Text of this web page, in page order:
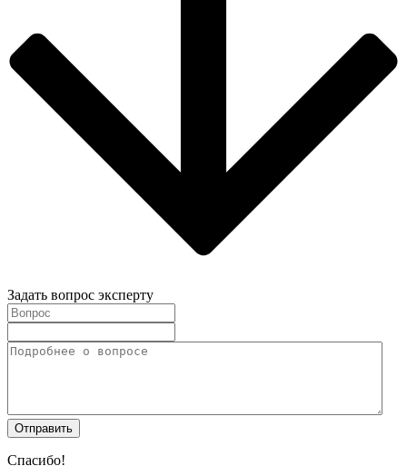
Задать вопрос эксперту
Спасибо!